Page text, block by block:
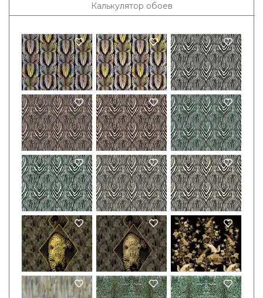
Калькулятор обоев